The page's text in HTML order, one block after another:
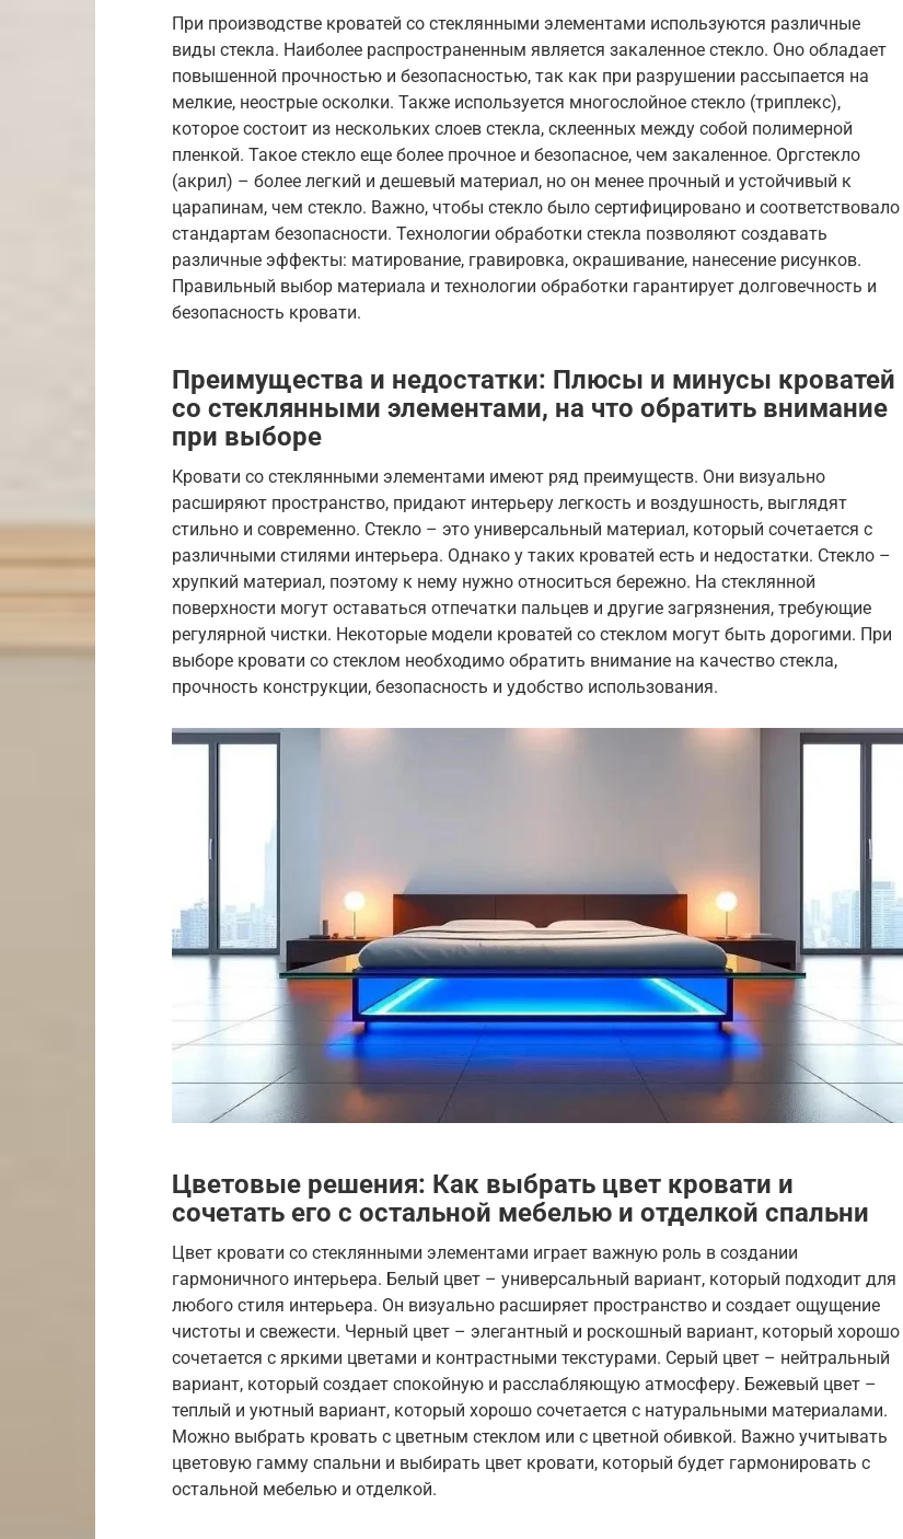
При производстве кроватей со стеклянными элементами используются различные
виды стекла. Наиболее распространенным является закаленное стекло. Оно обладает
повышенной прочностью и безопасностью, так как при разрушении рассыпается на
мелкие, неострые осколки. Также используется многослойное стекло (триплекс),
которое состоит из нескольких слоев стекла, склеенных между собой полимерной
пленкой. Такое стекло еще более прочное и безопасное, чем закаленное. Оргстекло
(акрил) – более легкий и дешевый материал, но он менее прочный и устойчивый к
царапинам, чем стекло. Важно, чтобы стекло было сертифицировано и соответствовало
стандартам безопасности. Технологии обработки стекла позволяют создавать
различные эффекты: матирование, гравировка, окрашивание, нанесение рисунков.
Правильный выбор материала и технологии обработки гарантирует долговечность и
безопасность кровати.
Преимущества и недостатки: Плюсы и минусы кроватей
со стеклянными элементами, на что обратить внимание
при выборе
Кровати со стеклянными элементами имеют ряд преимуществ. Они визуально
расширяют пространство, придают интерьеру легкость и воздушность, выглядят
стильно и современно. Стекло – это универсальный материал, который сочетается с
различными стилями интерьера. Однако у таких кроватей есть и недостатки. Стекло –
хрупкий материал, поэтому к нему нужно относиться бережно. На стеклянной
поверхности могут оставаться отпечатки пальцев и другие загрязнения, требующие
регулярной чистки. Некоторые модели кроватей со стеклом могут быть дорогими. При
выборе кровати со стеклом необходимо обратить внимание на качество стекла,
прочность конструкции, безопасность и удобство использования.
Цветовые решения: Как выбрать цвет кровати и
сочетать его с остальной мебелью и отделкой спальни
Цвет кровати со стеклянными элементами играет важную роль в создании
гармоничного интерьера. Белый цвет – универсальный вариант, который подходит для
любого стиля интерьера. Он визуально расширяет пространство и создает ощущение
чистоты и свежести. Черный цвет – элегантный и роскошный вариант, который хорошо
сочетается с яркими цветами и контрастными текстурами. Серый цвет – нейтральный
вариант, который создает спокойную и расслабляющую атмосферу. Бежевый цвет –
теплый и уютный вариант, который хорошо сочетается с натуральными материалами.
Можно выбрать кровать с цветным стеклом или с цветной обивкой. Важно учитывать
цветовую гамму спальни и выбирать цвет кровати, который будет гармонировать с
остальной мебелью и отделкой.